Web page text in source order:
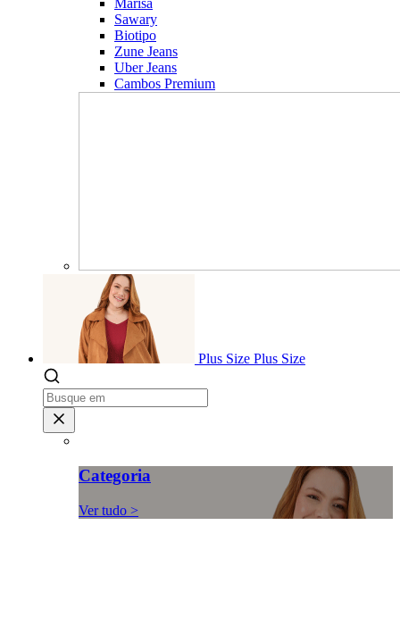
Marisa
Sawary
Biotipo
Zune Jeans
Uber Jeans
Cambos Premium
Plus Size Plus Size
Categoria
Ver tudo >